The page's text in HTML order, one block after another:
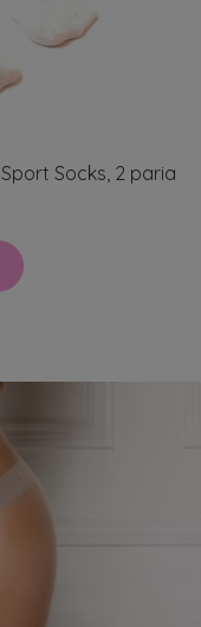
Socks, 2 paria